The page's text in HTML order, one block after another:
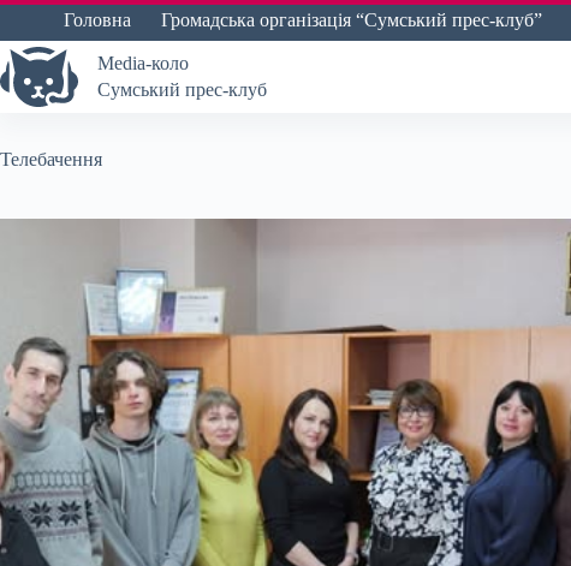
Перейти
вмісту
Головна Громадська організація “Сумський прес-клуб”
Media-коло
Сумський прес-клуб
Телебачення